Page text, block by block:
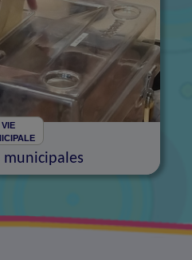
VIE
municipales